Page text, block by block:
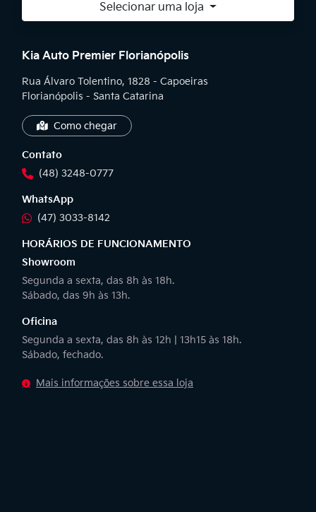
Selecionar uma loja
Kia Auto Premier Florianópolis
Rua Álvaro Tolentino, 1828 - Capoeiras
Florianópolis - Santa Catarina
Como chegar
Contato
(48) 3248-0777
WhatsApp
(47) 3033-8142
HORÁRIOS DE FUNCIONAMENTO
Showroom
Segunda a sexta, das 8h às 18h.
Sábado, das 9h às 13h.
Oficina
Segunda a sexta, das 8h às 12h | 13h15 às 18h.
Sábado, fechado.
Mais informações sobre essa loja